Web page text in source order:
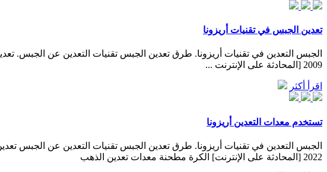
تعدين الجبس في تقنيات أريزونا
2009 [المحادثة على الإنترنت ...
اقرأ أكثر
تستخدم معدات التعدين أريزونا
2022 [المحادثة على الإنترنت] الكرة مطحنة معدات تعدين الذهب